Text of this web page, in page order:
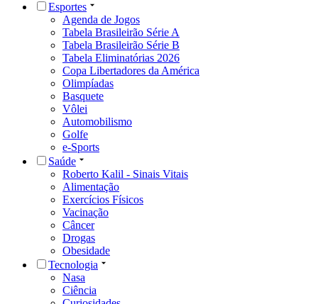
Esportes
Agenda de Jogos
Tabela Brasileirão Série A
Tabela Brasileirão Série B
Tabela Eliminatórias 2026
Copa Libertadores da América
Olimpíadas
Basquete
Vôlei
Automobilismo
Golfe
e-Sports
Saúde
Roberto Kalil - Sinais Vitais
Alimentação
Exercícios Físicos
Vacinação
Câncer
Drogas
Obesidade
Tecnologia
Nasa
Ciência